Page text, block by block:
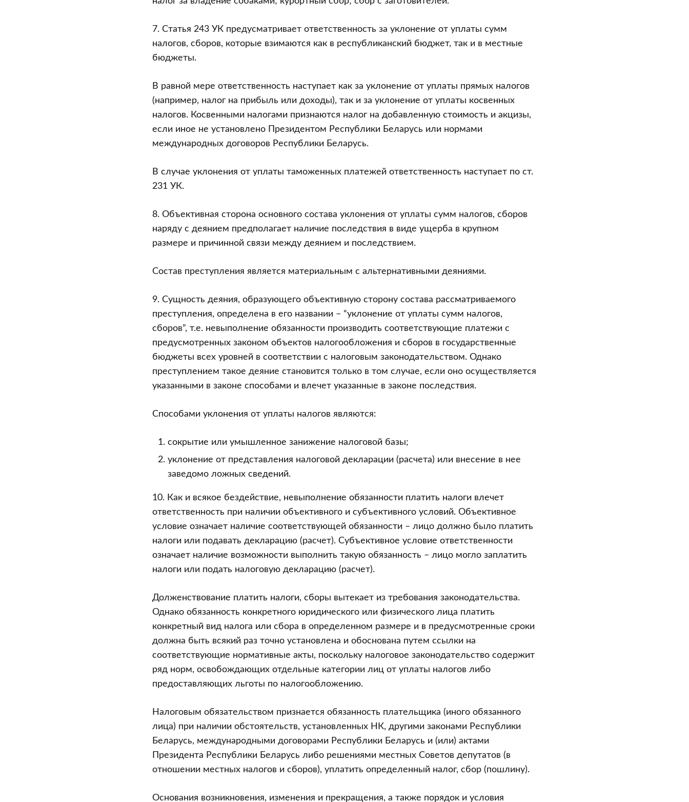
7. Статья 243 УК предусматривает ответственность за уклонение от уплаты сумм
налогов, сборов, которые взимаются как в республиканский бюджет, так и в местные
бюджеты.
В равной мере ответственность наступает как за уклонение от уплаты прямых налогов
(например, налог на прибыль или доходы), так и за уклонение от уплаты косвенных
налогов. Косвенными налогами признаются налог на добавленную стоимость и акцизы,
если иное не установлено Президентом Республики Беларусь или нормами
международных договоров Республики Беларусь.
В случае уклонения от уплаты таможенных платежей ответственность наступает по ст.
231 УК.
8. Объективная сторона основного состава уклонения от уплаты сумм налогов, сборов
наряду с деянием предполагает наличие последствия в виде ущерба в крупном
размере и причинной связи между деянием и последствием.
Состав преступления является материальным с альтернативными деяниями.
9. Сущность деяния, образующего объективную сторону состава рассматриваемого
преступления, определена в его названии – “уклонение от уплаты сумм налогов,
сборов”, т.е. невыполнение обязанности производить соответствующие платежи с
предусмотренных законом объектов налогообложения и сборов в государственные
бюджеты всех уровней в соответствии с налоговым законодательством. Однако
преступлением такое деяние становится только в том случае, если оно осуществляется
указанными в законе способами и влечет указанные в законе последствия.
Способами уклонения от уплаты налогов являются:
сокрытие или умышленное занижение налоговой базы;
уклонение от представления налоговой декларации (расчета) или внесение в нее
заведомо ложных сведений.
10. Как и всякое бездействие, невыполнение обязанности платить налоги влечет
ответственность при наличии объективного и субъективного условий. Объективное
условие означает наличие соответствующей обязанности – лицо должно было платить
налоги или подавать декларацию (расчет). Субъективное условие ответственности
означает наличие возможности выполнить такую обязанность – лицо могло заплатить
налоги или подать налоговую декларацию (расчет).
Долженствование платить налоги, сборы вытекает из требования законодательства.
Однако обязанность конкретного юридического или физического лица платить
конкретный вид налога или сбора в определенном размере и в предусмотренные сроки
должна быть всякий раз точно установлена и обоснована путем ссылки на
соответствующие нормативные акты, поскольку налоговое законодательство содержит
ряд норм, освобождающих отдельные категории лиц от уплаты налогов либо
предоставляющих льготы по налогообложению.
Налоговым обязательством признается обязанность плательщика (иного обязанного
лица) при наличии обстоятельств, установленных НК, другими законами Республики
Беларусь, международными договорами Республики Беларусь и (или) актами
Президента Республики Беларусь либо решениями местных Советов депутатов (в
отношении местных налогов и сборов), уплатить определенный налог, сбор (пошлину).
Основания возникновения, изменения и прекращения, а также порядок и условия